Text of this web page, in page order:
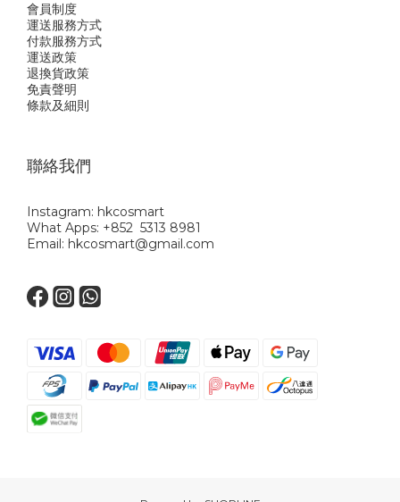
會員制度
運送服務方式
付款服務方式
運送政策
退換貨政策
免責聲明
條款及細則
聯絡我們
Instagram: hkcosmart
What Apps: +852 5313 8981
Email: hkcosmart@gmail.com